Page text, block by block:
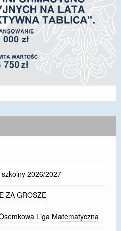
2026/2027
ZA GROSZE
Liga Matematyczna